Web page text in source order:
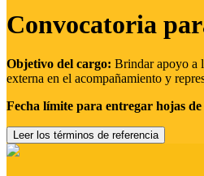
Convocatoria
Objetivo del cargo: Brindar apoyo a
externa en el acompañamiento y
Fecha límite para entregar hojas
Leer los términos de referencia